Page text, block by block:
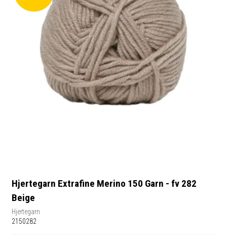
Hjertegarn Extrafine Merino 150 Garn - fv 282
Beige
Hjertegarn
2150282